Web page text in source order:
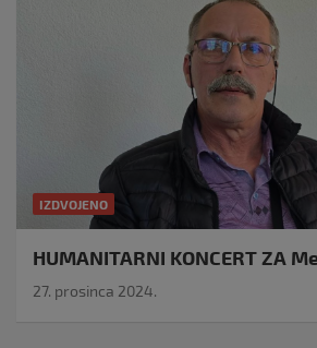
IZDVOJENO
HUMANITARNI KONCERT ZA
27. prosinca 2024.